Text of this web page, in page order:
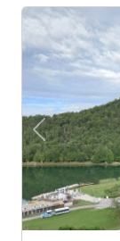
Previous